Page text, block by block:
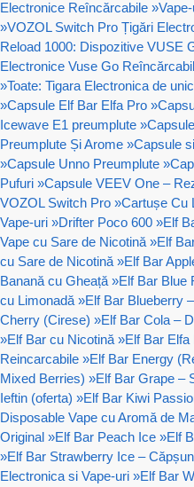
Electronice Reîncărcabile »
»VOZOL Switch Pro Țigări
Reload 1000: Dispozitive VUSE
Electronice Vuse Go
»Toate: Tigara Electronica de
»Capsule Elf Bar Elfa Pro »
Icewave E1 preumplute »
Preumplute Și Arome »Capsule
»Capsule Unno Preumplute »
Pufuri »Capsule VEEV One –
VOZOL Switch Pro »Cartușe Cu
Vape-uri »Drifter Poco 600 »Elf
Vape cu Sare de Nicotină »Elf
cu Sare de Nicotină »Elf Bar
Banană cu Gheață »Elf Bar Blue
cu Limonadă »Elf Bar Blueberry
Cherry (Cirese) »Elf Bar Cola –
»Elf Bar cu Nicotină »Elf Bar Elfa
Reincarcabile »Elf Bar Energy
Mixed Berries) »Elf Bar Grape –
Ieftin (oferta) »Elf Bar Kiwi
Disposable Vape cu Aromă de
Original »Elf Bar Peach Ice »Elf
»Elf Bar Strawberry Ice –
Electronica si Vape-uri »Elf Bar